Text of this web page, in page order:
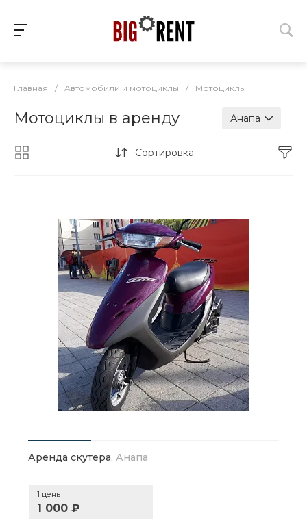
Главная / Автомобили и мотоциклы / Мотоциклы
Мотоциклы в аренду Анапа
Сортировка
Аренда скутера, Анапа
1 день
1 000 ₽